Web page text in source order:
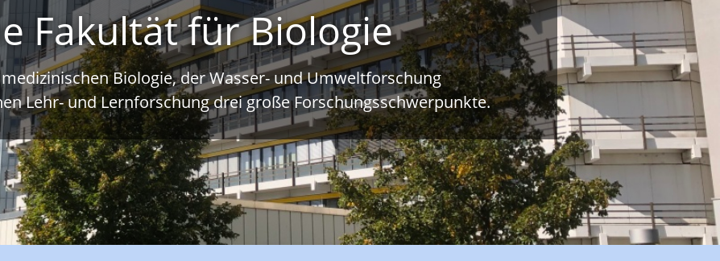
Fakultät für Biologie
Biologie, der Wasser- und Umweltforschung
Lehr- und Lernforschung drei große Forschungsschwerpunkte.